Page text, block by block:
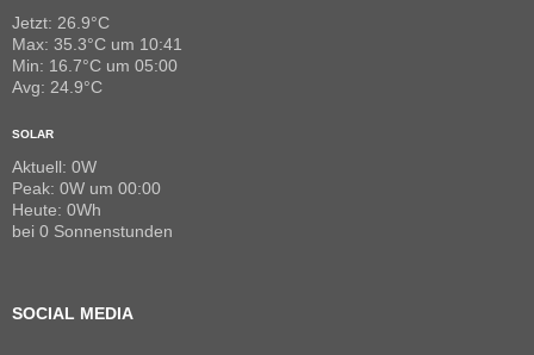
Jetzt: 26.9°C
Max: 35.3°C um 10:41
Min: 16.7°C um 05:00
Avg: 24.9°C
SOLAR
Aktuell: 0W
Peak: 0W um 00:00
Heute: 0Wh
bei 0 Sonnenstunden
SOCIAL MEDIA